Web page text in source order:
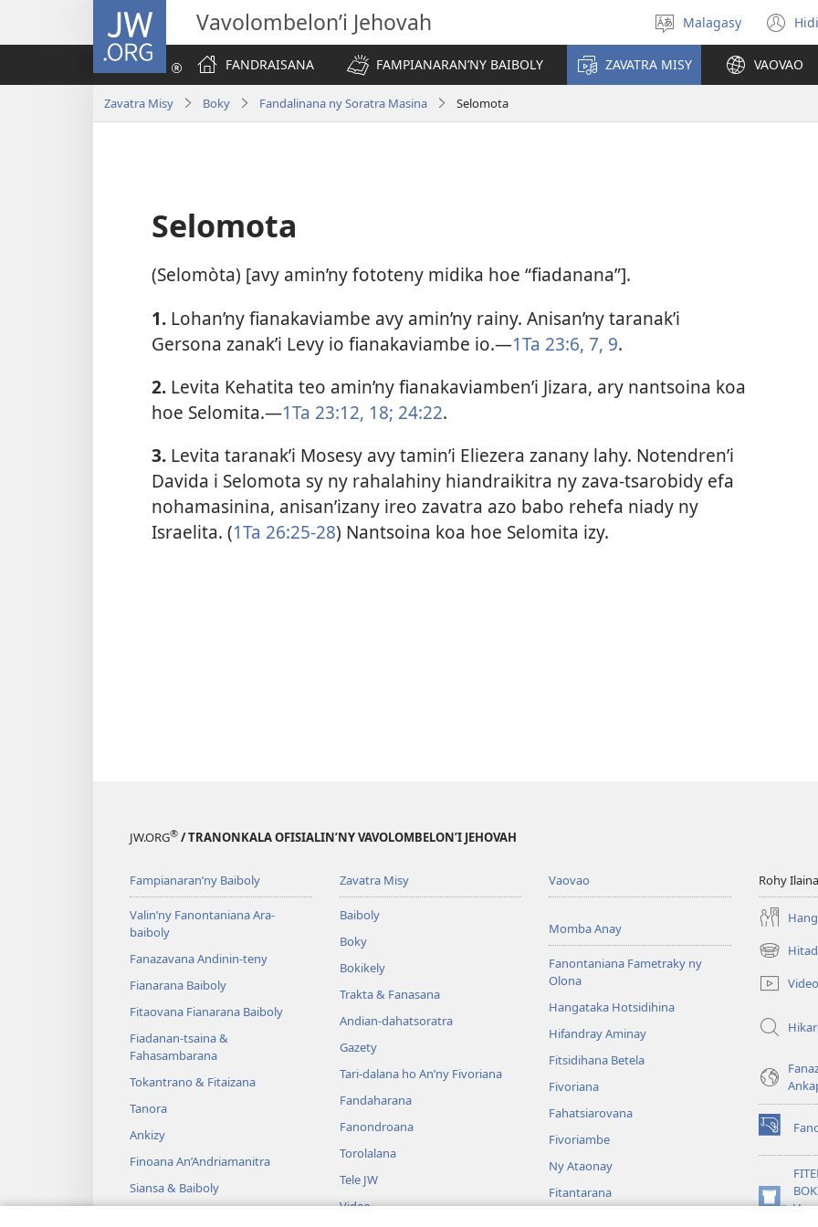
JW.ORG Vavolombelon’i Jehovah
Hifidy
fiteny
Malagasy
FANDRAISANA
FAMPIANARAN’NY BAIBOLY ZAVATRA MISY VAOVAO
Zavatra Misy Boky Fandalinana ny Soratra Masina Selomota
Selomota
(Selomòta) [avy amin’ny fototeny midika hoe “fiadanana”].
1. Lohan’ny fianakaviambe avy amin’ny rainy. Anisan’ny taranak’i
Gersona zanak’i Levy io fianakaviambe io.​—1Ta 23:6, 7, 9.
2. Levita Kehatita teo amin’ny fianakaviamben’i Jizara, ary nantsoina koa
hoe Selomita.​—1Ta 23:12, 18; 24:22.
3. Levita taranak’i Mosesy avy tamin’i Eliezera zanany lahy. Notendren’i
Davida i Selomota sy ny rahalahiny hiandraikitra ny zava-tsarobidy efa
nohamasinina, anisan’izany ireo zavatra azo babo rehefa niady ny
Israelita. (1Ta 26:25-28) Nantsoina koa hoe Selomita izy.
JW.ORG® / TRANONKALA OFISIALIN’NY VAVOLOMBELON’I JEHOVAH
Fampianaran’ny Baiboly
Valin’ny Fanontaniana Ara-
baiboly
Fanazavana Andinin-teny
Fianarana Baiboly
Fitaovana Fianarana Baiboly
Fiadanan-tsaina &
Fahasambarana
Tokantrano & Fitaizana
Tanora
Ankizy
Finoana An’Andriamanitra
Siansa & Baiboly
Zavatra Misy
Baiboly
Boky
Bokikely
Trakta & Fanasana
Andian-dahatsoratra
Gazety
Tari-dalana ho An’ny Fivoriana
Fandaharana
Fanondroana
Torolalana
Tele JW
Video
Vaovao
Momba Anay
Fanontaniana Fametraky ny
Olona
Hangataka Hotsidihina
Hifandray Aminay
Fitsidihana Betela
Fivoriana
Fahatsiarovana
Fivoriambe
Ny Ataonay
Fitantarana
Rohy Ilaina
rohy) Video
rohy)